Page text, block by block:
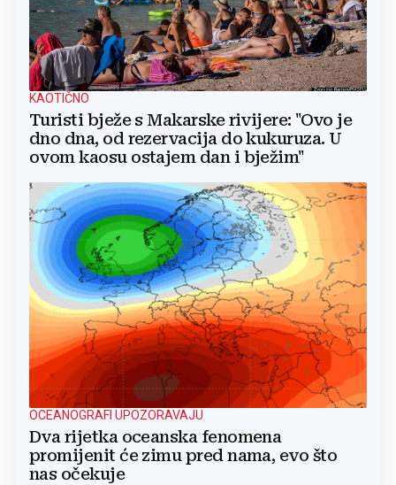
KAOTIČNO
Turisti bježe s Makarske rivijere: "Ovo je
dno dna, od rezervacija do kukuruza. U
ovom kaosu ostajem dan i bježim"
OCEANOGRAFI UPOZORAVAJU
Dva rijetka oceanska fenomena
promijenit će zimu pred nama, evo što
nas očekuje